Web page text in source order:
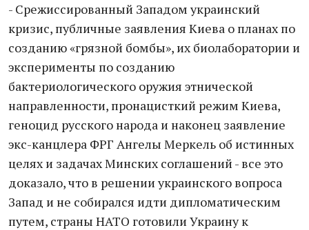
- Срежиссированный Западом украинский
кризис, публичные заявления Киева о планах по
созданию «грязной бомбы», их биолаборатории и
эксперименты по созданию
бактериологического оружия этнической
направленности, пронацисткий режим Киева,
геноцид русского народа и наконец заявление
экс-канцлера ФРГ Ангелы Меркель об истинных
целях и задачах Минских соглашений - все это
доказало, что в решении украинского вопроса
Запад и не собирался идти дипломатическим
путем, страны НАТО готовили Украину к